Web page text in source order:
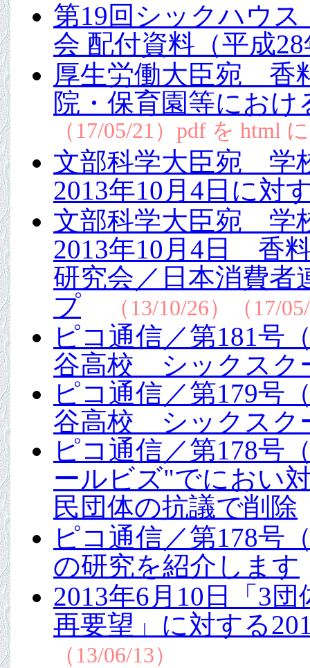
第19回シックハウ
会 配付資料（平成
厚生労働大臣宛 香
院・保育園等にお
（17/05/21）pdf を html
文部科学大臣宛 学
2013年10月4日に対
文部科学大臣宛 学
2013年10月4日 香
研究会／日本消費者
プ
（13/10/26）（17/
ピコ通信／第181号
谷高校 シックスク
ピコ通信／第179号
谷高校 シックスク
ピコ通信／第178号
ールビズ"でにおい
民団体の抗議で削除
ピコ通信／第178号
の研究を紹介します
2013年6月10日「3
再要望」に対する
（13/06/13）